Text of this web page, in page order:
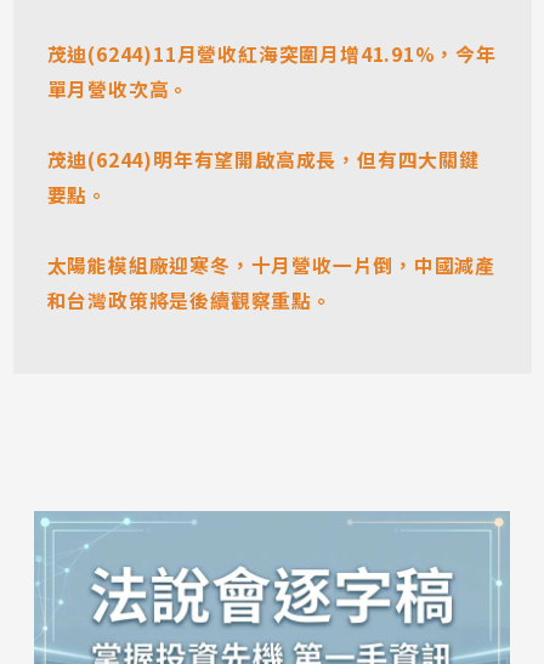
茂迪(6244)11月營收紅海突圍月增41.91%，今年
單月營收次高。
茂迪(6244)明年有望開啟高成長，但有四大關鍵
要點。
太陽能模組廠迎寒冬，十月營收一片倒，中國減產
和台灣政策將是後續觀察重點。